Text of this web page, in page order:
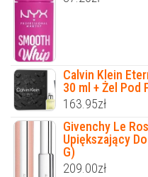
Calvin Klein
30 ml + Żel Pod
163.95zł
Givenchy Le
Upiększający
G)
209.00zł